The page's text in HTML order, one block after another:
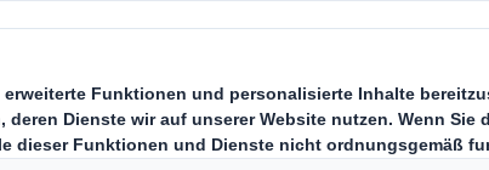
abzupacken und flexibel
aus 100 Prozent Wellpappe
Nachhaltigkeit entlang